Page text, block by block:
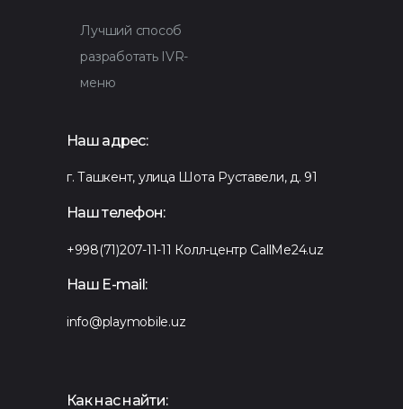
Лучший способ
разработать IVR-
меню
Наш адрес:
г. Ташкент, улица Шота Руставели, д. 91
Наш телефон:
+998(71)207-11-11 Колл-центр CallMe24.uz
Наш E-mail:
info@playmobile.uz
Как нас найти: